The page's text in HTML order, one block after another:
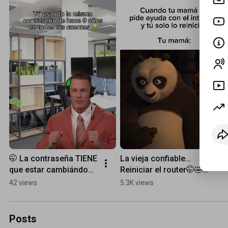
🤭 La contraseña TIENE
que estar cambiándose
regularmente…🔎
42 views
La vieja confiable…
Reiniciar el router🤭🤣
#memestecnología
5.3K views
Posts